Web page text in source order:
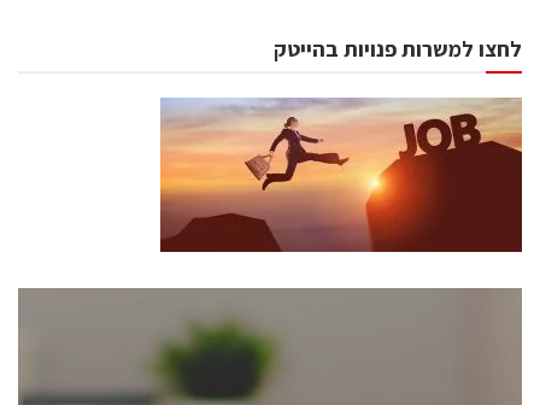
לחצו למשרות פנויות בהייטק
כנסים ואירועים